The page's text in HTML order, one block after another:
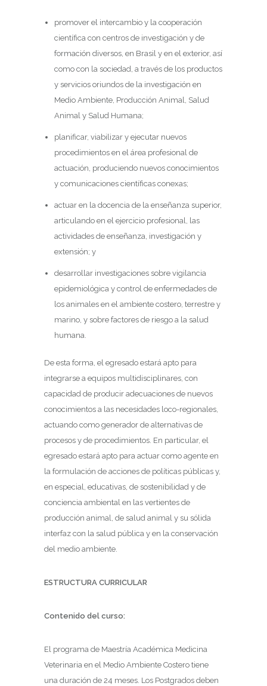
promover el intercambio y la cooperación
científica con centros de investigación y de
formación diversos, en Brasil y en el exterior, así
como con la sociedad, a través de los productos
y servicios oriundos de la investigación en
Medio Ambiente, Producción Animal, Salud
Animal y Salud Humana;
planificar, viabilizar y ejecutar nuevos
procedimientos en el área profesional de
actuación, produciendo nuevos conocimientos
y comunicaciones científicas conexas;
actuar en la docencia de la enseñanza superior,
articulando en el ejercicio profesional, las
actividades de enseñanza, investigación y
extensión; y
desarrollar investigaciones sobre vigilancia
epidemiológica y control de enfermedades de
los animales en el ambiente costero, terrestre y
marino, y sobre factores de riesgo a la salud
humana.
De esta forma, el egresado estará apto para
integrarse a equipos multidisciplinares, con
capacidad de producir adecuaciones de nuevos
conocimientos a las necesidades loco-regionales,
actuando como generador de alternativas de
procesos y de procedimientos. En particular, el
egresado estará apto para actuar como agente en
la formulación de acciones de políticas públicas y,
en especial, educativas, de sostenibilidad y de
conciencia ambiental en las vertientes de
producción animal, de salud animal y su sólida
interfaz con la salud pública y en la conservación
del medio ambiente.
ESTRUCTURA CURRICULAR
Contenido del curso:
El programa de Maestría Académica Medicina
Veterinaria en el Medio Ambiente Costero tiene
una duración de 24 meses. Los Postgrados deben